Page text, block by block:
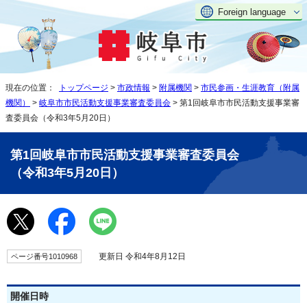
Foreign language
現在の位置： トップページ > 市政情報 > 附属機関 > 市民参画・生涯教育（附属
機関）
> 岐阜市市民活動支援事業審査委員会 > 第1回岐阜市市民活動支援事業審
査委員会（令和3年5月20日）
第1回岐阜市市民活動支援事業審査委員会
（令和3年5月20日）
ページ番号1010968 更新日 令和4年8月12日
開催日時